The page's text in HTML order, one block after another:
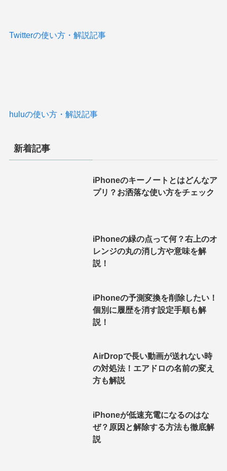
Twitterの使い方・解説記事
huluの使い方・解説記事
新着記事
iPhoneのキーノートとはどんなア
プリ？お洒落な使い方をチェック
iPhoneの緑の点って何？右上のオ
レンジの丸の消し方や意味を解
説！
iPhoneの予測変換を削除したい！
個別に履歴を消す設定手順も解
説！
AirDropで長い動画が送れない時
の対処法！エアドロの名前の変え
方も解説
iPhoneが低速充電になるのはな
ぜ？原因と解除する方法も徹底解
説